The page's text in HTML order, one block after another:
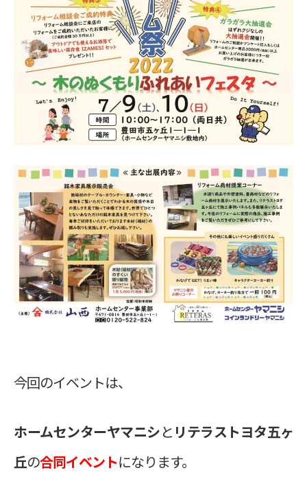
今回のイベントは、
ホームセンターヤマニシと リテラストヨタ五ヶ
丘の合同イベントになります。